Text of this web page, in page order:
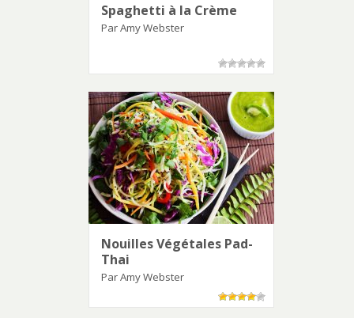
Spaghetti à la Crème
Par Amy Webster
Nouilles Végétales Pad-
Thai
Par Amy Webster